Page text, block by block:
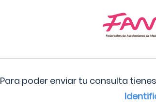
Para poder enviar tu consulta